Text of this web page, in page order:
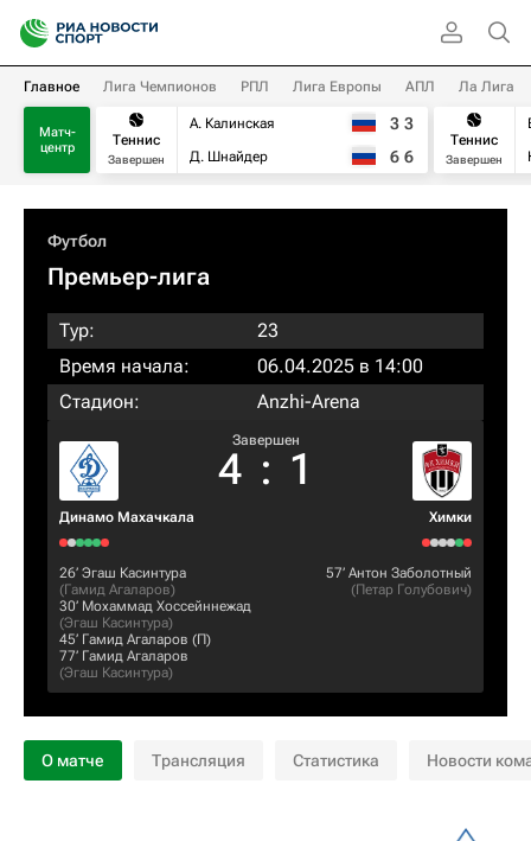
Главное Лига Чемпионов РПЛ Лига Европы АПЛ Ла Лига
Матч-
центр
Теннис
Завершен
А. Калинская
Д. Шнайдер
3 3
6 6
Теннис
Завершен
Футбол
Премьер-лига
Тур:
23
Время начала:
06.04.2025 в 14:00
Стадион:
Anzhi-Arena
Динамо Махачкала
Завершен
4 : 1
Химки
26‎’‎ Эгаш Касинтура
(Гамид Агаларов)
30‎’‎ Мохаммад Хоссейннежад
(Эгаш Касинтура)
45‎’‎ Гамид Агаларов (П)
77‎’‎ Гамид Агаларов
(Эгаш Касинтура)
57‎’‎ Антон Заболотный
(Петар Голубович)
О матче Трансляция Статистика Новости